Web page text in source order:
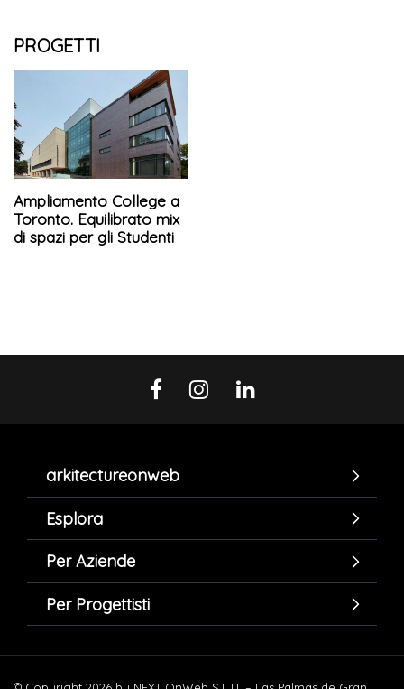
PROGETTI
Ampliamento College a
Toronto. Equilibrato mix
di spazi per gli Studenti
arkitectureonweb
Esplora
Per Aziende
Per Progettisti